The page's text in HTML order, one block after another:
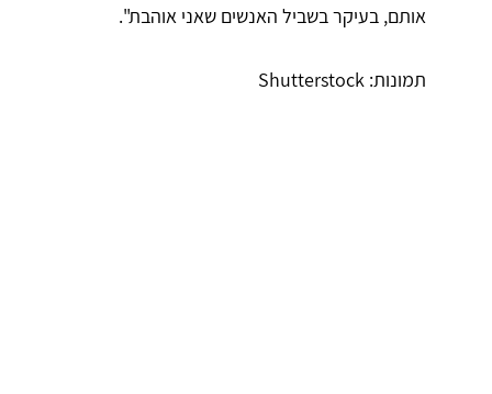
אותם, בעיקר בשביל האנשים שאני אוהבת".
תמונות: Shutterstock